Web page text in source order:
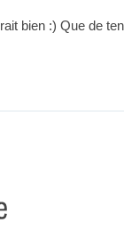
bien :) Que de